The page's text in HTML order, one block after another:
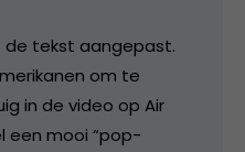
de tekst aangepast.
om te
in de video op Air
een mooi “pop-